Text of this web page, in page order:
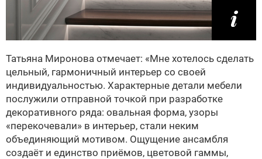
Татьяна Миронова отмечает: «Мне хотелось сделать
цельный, гармоничный интерьер со своей
индивидуальностью. Характерные детали мебели
послужили отправной точкой при разработке
декоративного ряда: овальная форма, узоры
«перекочевали» в интерьер, стали неким
объединяющий мотивом. Ощущение ансамбля
создаёт и единство приёмов, цветовой гаммы,